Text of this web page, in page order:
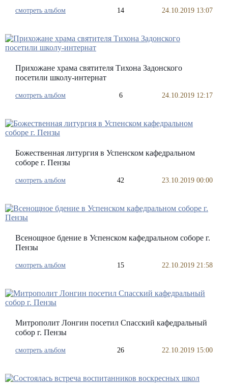
смотреть альбом 14 24.10.2019 13:07
Прихожане храма святителя Тихона Задонского
посетили школу-интернат
смотреть альбом 6 24.10.2019 12:17
Божественная литургия в Успенском кафедральном
соборе г. Пензы
смотреть альбом 42 23.10.2019 00:00
Всенощное бдение в Успенском кафедральном соборе г.
Пензы
смотреть альбом 15 22.10.2019 21:58
Митрополит Лонгин посетил Спасский кафедральный
собор г. Пензы
смотреть альбом 26 22.10.2019 15:00